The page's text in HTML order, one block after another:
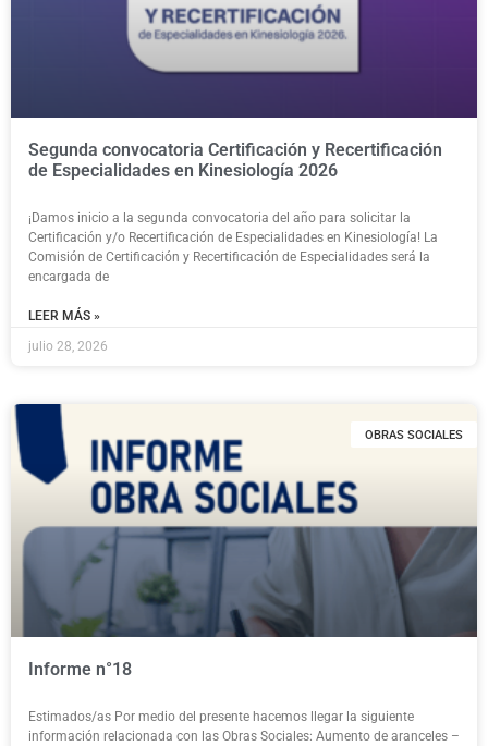
Segunda convocatoria Certificación y Recertificación
de Especialidades en Kinesiología 2026
¡Damos inicio a la segunda convocatoria del año para solicitar la
Certificación y/o Recertificación de Especialidades en Kinesiología! La
Comisión de Certificación y Recertificación de Especialidades será la
encargada de
LEER MÁS »
julio 28, 2026
OBRAS SOCIALES
Informe n°18
Estimados/as Por medio del presente hacemos llegar la siguiente
información relacionada con las Obras Sociales: Aumento de aranceles –